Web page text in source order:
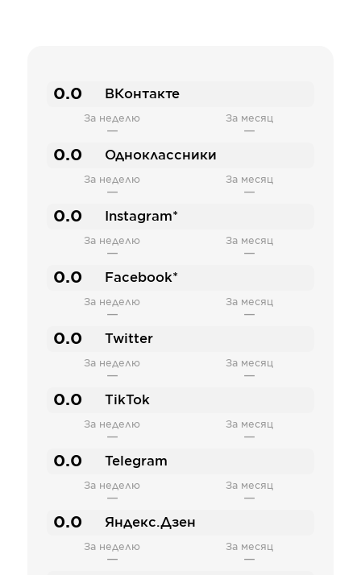
0.0 ВКонтакте
За неделю
—
За месяц
—
0.0 Одноклассники
За неделю
—
За месяц
—
0.0 Instagram*
За неделю
—
За месяц
—
0.0 Facebook*
За неделю
—
За месяц
—
0.0 Twitter
За неделю
—
За месяц
—
0.0 TikTok
За неделю
—
За месяц
—
0.0 Telegram
За неделю
—
За месяц
—
0.0 Яндекс.Дзен
За неделю
—
За месяц
—